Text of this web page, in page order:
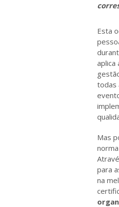
Esta
aplica
todas
Mas
para
na